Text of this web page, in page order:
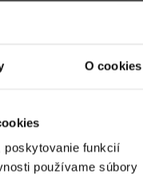
O cookies
poskytovanie funkcií
používame súbory
pro Ježíška